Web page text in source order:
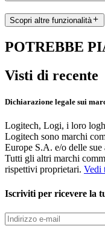
Scopri altre funzionalità
POTREBBE
Visti di recente
Dichiarazione legale sui
Logitech, Logi, i loro
Logitech sono marchi
Europe S.A. e/o delle
Tutti gli altri marchi
rispettivi proprietari. Vedi
Iscriviti per ricevere la